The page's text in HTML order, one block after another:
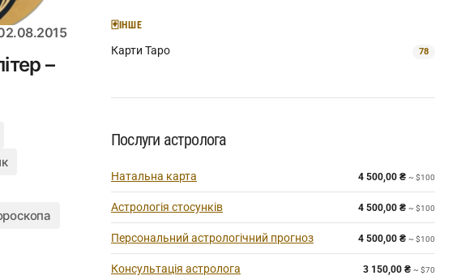
–
🃏ІНШЕ
Карти Таро 78
Послуги астролога
Натальна карта 4 500,00 ₴ ~ $100
Астрологія стосунків 4 500,00 ₴ ~ $100
Персональний астрологічний прогноз 4 500,00 ₴ ~ $100
Консультація астролога 3 150,00 ₴ ~ $70